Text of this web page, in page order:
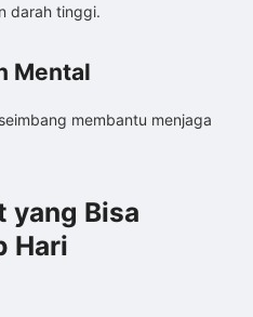
darah tinggi.
Mental
membantu menjaga
yang Bisa
Hari